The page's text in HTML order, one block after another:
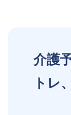
介護
トレ